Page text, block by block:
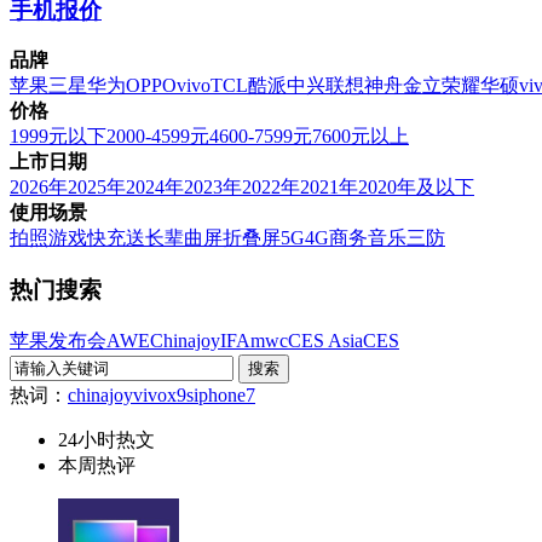
手机报价
品牌
苹果三星华为OPPOvivoTCL酷派中兴联想神舟金立荣耀华硕
价格
1999元以下2000-4599元4600-7599元7600元以上
上市日期
2026年2025年2024年2023年2022年2021年2020年及以下
使用场景
拍照游戏快充送长辈曲屏折叠屏5G4G商务音乐三防
热门搜索
苹果发布会AWEChinajoyIFAmwcCES AsiaCES
热词： chinajoyvivox9siphone7
24小时热文
本周热评